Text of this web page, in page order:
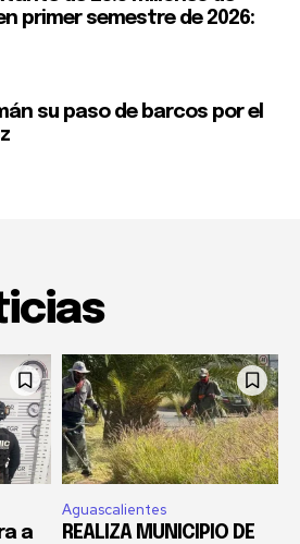
primer semestre de 2026:
su paso de barcos por el
a
Aguascalientes
REALIZA MUNICIPIO DE